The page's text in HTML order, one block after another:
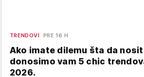
TRENDOVI PRE 16 H
Ako imate dilemu šta da
donosimo vam 5 chic
2026.